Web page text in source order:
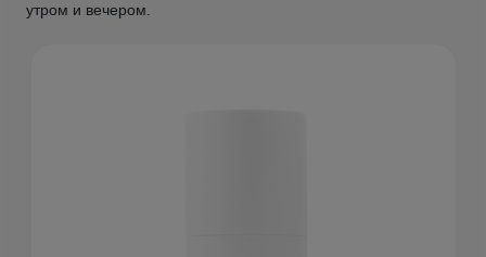
утром и вечером.